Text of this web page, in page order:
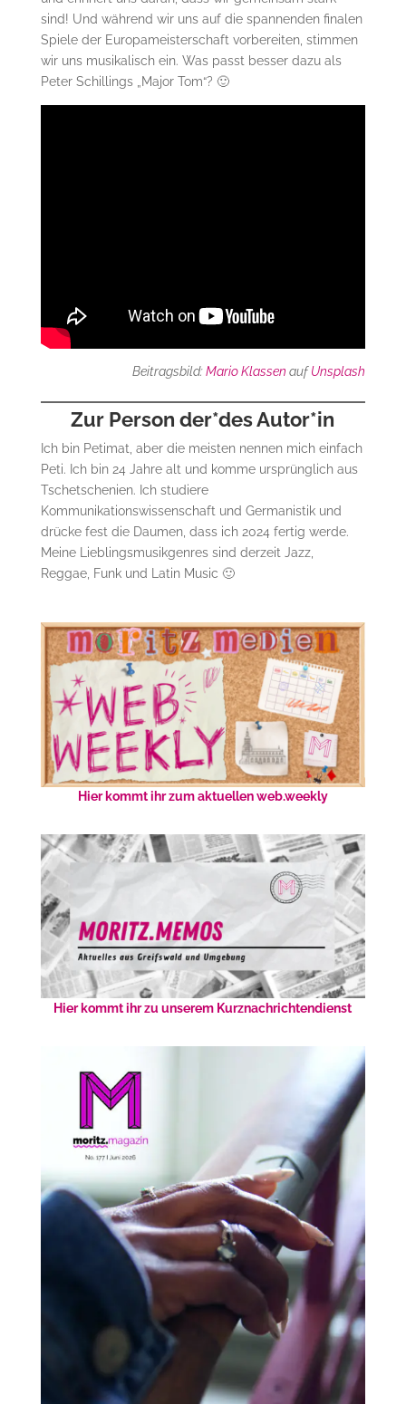
sind! Und während wir uns auf die spannenden finalen
Spiele der Europameisterschaft vorbereiten, stimmen
wir uns musikalisch ein. Was passt besser dazu als
Peter Schillings „Major Tom“? 🙂
Beitragsbild:Mario Klassen aufUnsplash
Zur Person der*des Autor*in
Ich bin Petimat, aber die meisten nennen mich einfach
Peti. Ich bin 24 Jahre alt und komme ursprünglich aus
Tschetschenien. Ich studiere
Kommunikationswissenschaft und Germanistik und
drücke fest die Daumen, dass ich 2024 fertig werde.
Meine Lieblingsmusikgenres sind derzeit Jazz,
Reggae, Funk und Latin Music 🙂
Hier kommt ihr zum aktuellen web.weekly
Hier kommt ihr zu unserem Kurznachrichtendienst